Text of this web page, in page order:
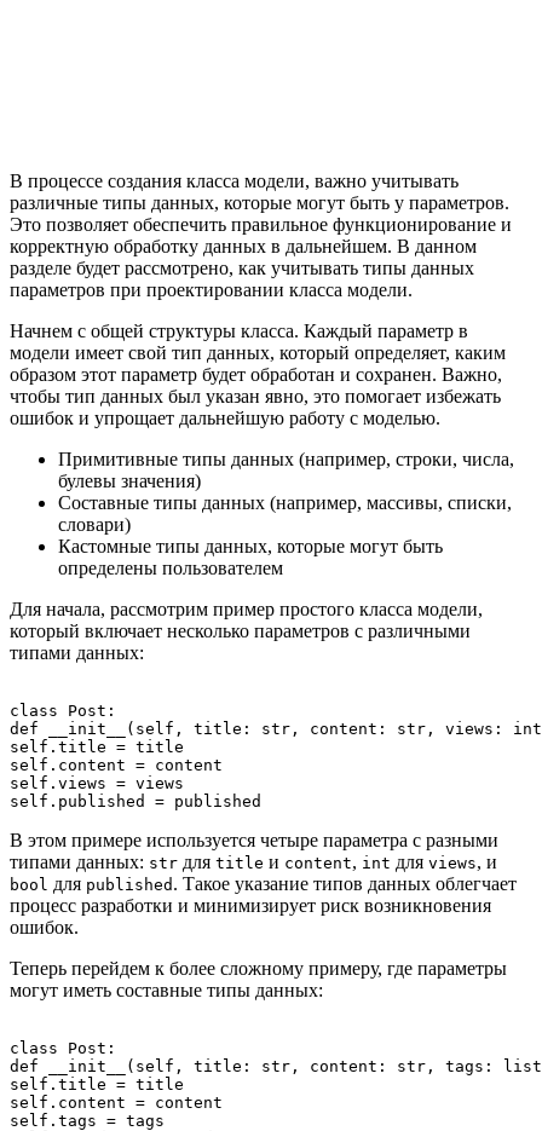
В процессе создания класса модели, важно учитывать
различные типы данных, которые могут быть у параметров.
Это позволяет обеспечить правильное функционирование и
корректную обработку данных в дальнейшем. В данном
разделе будет рассмотрено, как учитывать типы данных
параметров при проектировании класса модели.
Начнем с общей структуры класса. Каждый параметр в
модели имеет свой тип данных, который определяет, каким
образом этот параметр будет обработан и сохранен. Важно,
чтобы тип данных был указан явно, это помогает избежать
ошибок и упрощает дальнейшую работу с моделью.
Примитивные типы данных (например, строки, числа,
булевы значения)
Составные типы данных (например, массивы, списки,
словари)
Кастомные типы данных, которые могут быть
определены пользователем
Для начала, рассмотрим пример простого класса модели,
который включает несколько параметров с различными
типами данных:
class Post:
def __init__(self, title: str, content: str, views:
self.title = title
self.content = content
self.views = views
В этом примере используется четыре параметра с разными
типами данных: str для title и content, int для views, и
bool для published . Такое указание типов данных облегчает
процесс разработки и минимизирует риск возникновения
ошибок.
Теперь перейдем к более сложному примеру, где параметры
могут иметь составные типы данных:
class Post:
def __init__(self, title: str, content: str, tags:
self.title = title
self.content = content
self.tags = tags